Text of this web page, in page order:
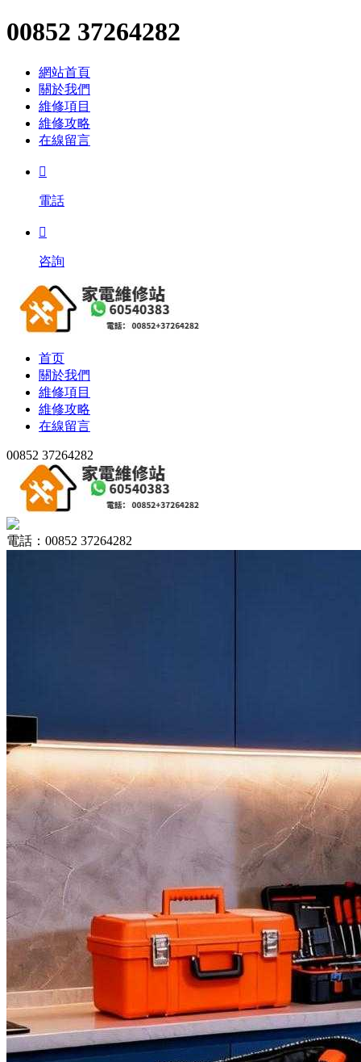
00852 37264282
網站首頁
關於我們
維修項目
維修攻略
在線留言

電話

咨詢
首页
關於我們
維修項目
維修攻略
在線留言
00852 37264282
電話：00852 37264282